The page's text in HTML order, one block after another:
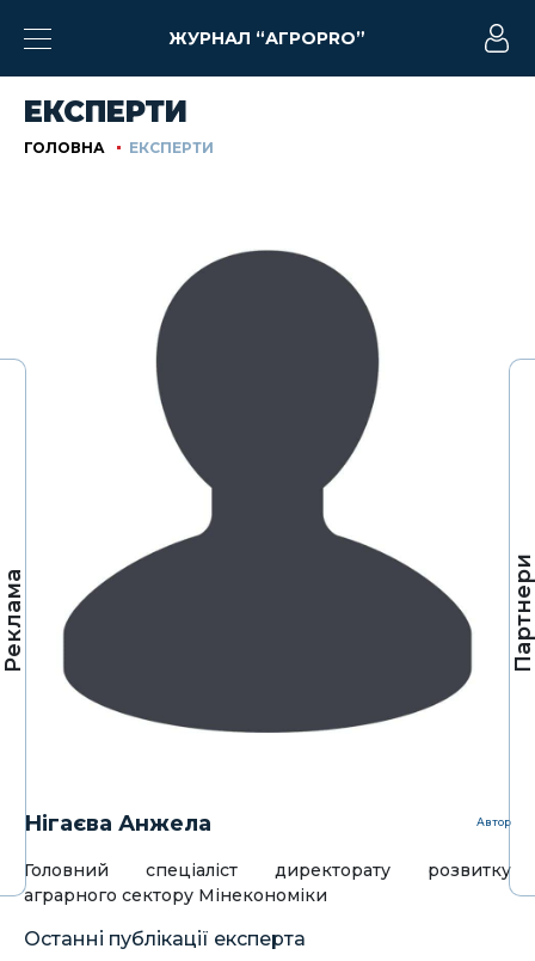
Реклама Партнери
ЖУРНАЛ “АГРОPRO”
ЕКСПЕРТИ
ГОЛОВНА ЕКСПЕРТИ
Нігаєва Анжела Автор
Головний спеціаліст директорату розвитку
аграрного сектору Мінекономіки
Останні публікації експерта